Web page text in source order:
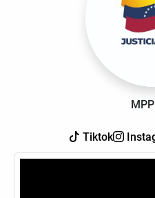
Tiktok